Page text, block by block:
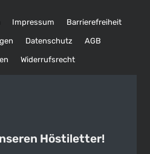
Impressum Barrierefreiheit
Datenschutz AGB
Widerrufsrecht
Höstiletter!